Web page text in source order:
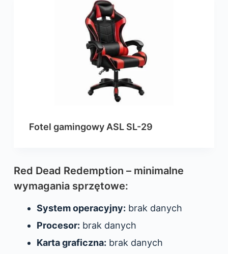
Fotel gamingowy ASL SL-29
Red Dead Redemption – minimalne
wymagania sprzętowe:
System operacyjny: brak danych
Procesor: brak danych
Karta graficzna: brak danych